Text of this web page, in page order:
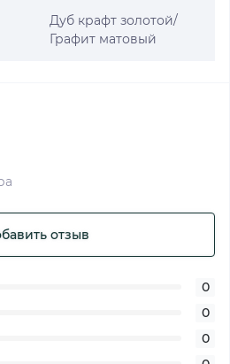
Дуб крафт золотой/
Графит матовый
отзыв
0
0
0